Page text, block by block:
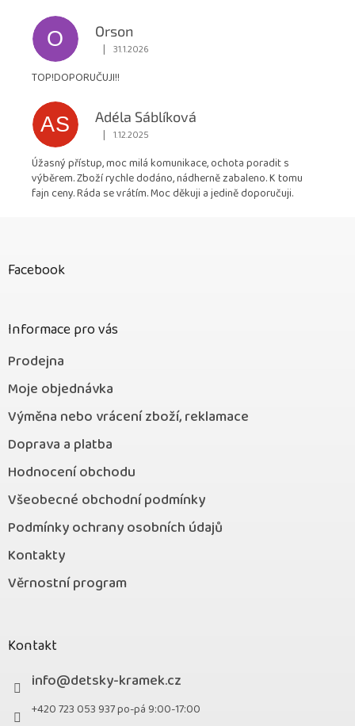
O
Orson
Hodnocení obchodu je 5 z 5 hvězdiček.
| 31.1.2026
TOP!DOPORUČUJI!!
AS
Adéla Sáblíková
Hodnocení obchodu je 5 z 5 hvězdiček.
| 1.12.2025
Úžasný přístup, moc milá komunikace, ochota poradit s
výběrem. Zboží rychle dodáno, nádherně zabaleno. K tomu
fajn ceny. Ráda se vrátím. Moc děkuji a jedině doporučuji.
Facebook
Informace pro vás
Prodejna
Moje objednávka
Výměna nebo vrácení zboží, reklamace
Doprava a platba
Hodnocení obchodu
Všeobecné obchodní podmínky
Podmínky ochrany osobních údajů
Kontakty
Věrnostní program
Kontakt
info@detsky-kramek.cz
+420 723 053 937 po-pá 9:00-17:00